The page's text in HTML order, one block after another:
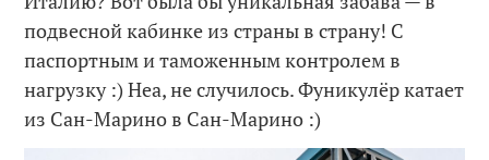
подвесной кабинке из страны в страну! С
паспортным и таможенным контролем в
нагрузку :) Неа, не случилось. Фуникулёр катает
из Сан-Марино в Сан-Марино :)